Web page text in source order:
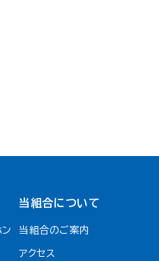
当組合について
当組合のご案内
アクセス